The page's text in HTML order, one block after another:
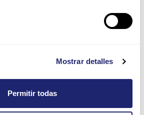
Mostrar detalles
Permitir todas